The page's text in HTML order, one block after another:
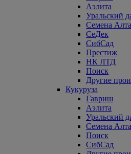
Аэлита
Уральский
Семена
СеДек
СибСад
Престиж
НК ЛТД
Поиск
Другие
Кукуруза
Гавриш
Аэлита
Уральский
Семена
Поиск
СибСад